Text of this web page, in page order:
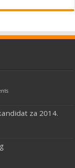
za 2014.